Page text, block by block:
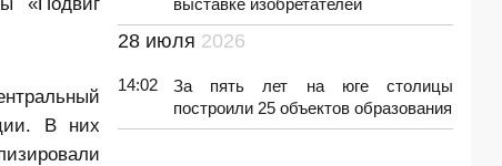
В них
28 июля 2026
14:02
За пять лет на юге столицы
построили 25 объектов образования